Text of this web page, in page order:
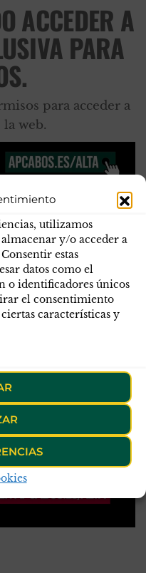
utilizamos
y/o acceder a
estas
datos como el
o identificadores únicos
el consentimiento
características y
ACCEDER A
PARA
para acceder a
la web.